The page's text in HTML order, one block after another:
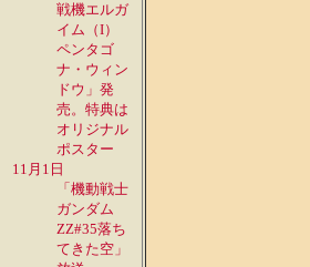
戦機エルガ
イム（I）
ペンタゴ
ナ・ウィン
ドウ」発
売。特典は
オリジナル
ポスター
11月1日
「機動戦士
ガンダム
ZZ#35落ち
てきた空」